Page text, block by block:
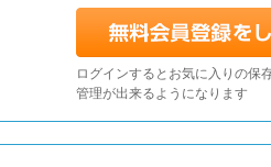
ログインするとお気に入りの保
管理が出来るようになります